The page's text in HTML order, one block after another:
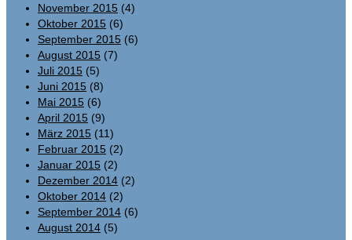
November 2015 (4)
Oktober 2015 (6)
September 2015 (6)
August 2015 (7)
Juli 2015 (5)
Juni 2015 (8)
Mai 2015 (6)
April 2015 (9)
März 2015 (11)
Februar 2015 (2)
Januar 2015 (2)
Dezember 2014 (2)
Oktober 2014 (2)
September 2014 (6)
August 2014 (5)